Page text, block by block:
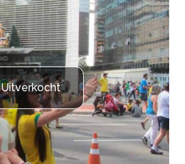
Uitverkocht